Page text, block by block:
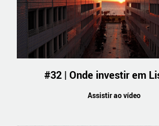
#32 | Onde investir em
Assistir ao vídeo